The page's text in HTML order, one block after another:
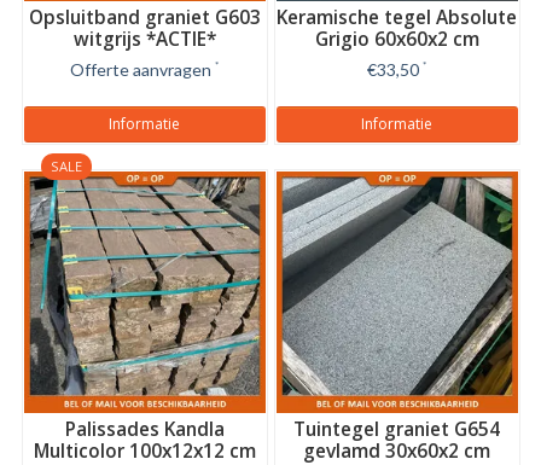
SALE
Opsluitband graniet G603
witgrijs *ACTIE*
Offerte aanvragen *
Informatie
Keramische tegel Absolute
Grigio 60x60x2 cm
€33,50 *
Informatie
Palissades Kandla
Multicolor 100x12x12 cm
Tuintegel graniet G654
gevlamd 30x60x2 cm